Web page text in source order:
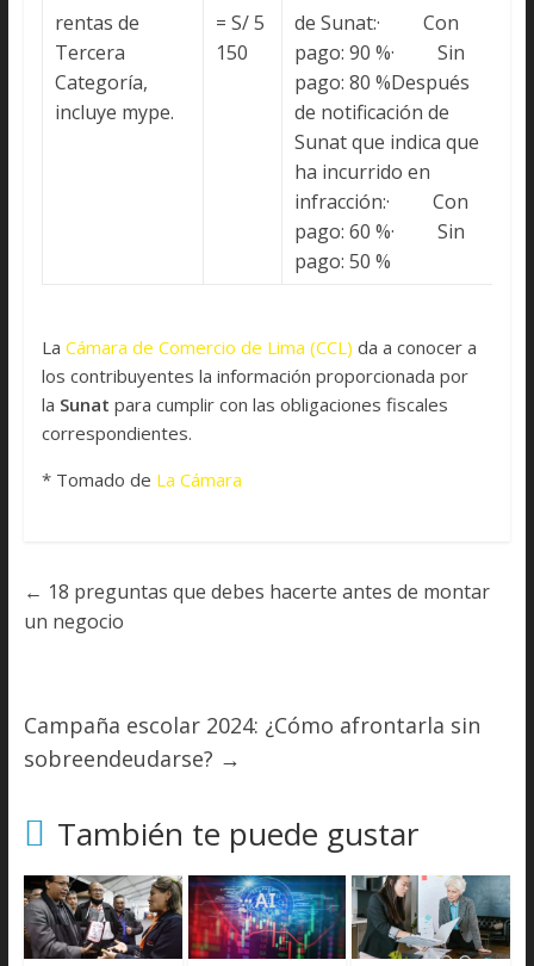
rentas de
Tercera
Categoría,
incluye mype.
= S/ 5
150
de Sunat:· Con
pago: 90 %· Sin
pago: 80 %Después
de notificación de
Sunat que indica que
ha incurrido en
infracción:· Con
pago: 60 %· Sin
pago: 50 %
La Cámara de Comercio de Lima (CCL) da a conocer a
los contribuyentes la información proporcionada por
la Sunat para cumplir con las obligaciones fiscales
correspondientes.
* Tomado de La Cámara
← 18 preguntas que debes hacerte antes de montar
un negocio
Campaña escolar 2024: ¿Cómo afrontarla sin
sobreendeudarse? →
También te puede gustar